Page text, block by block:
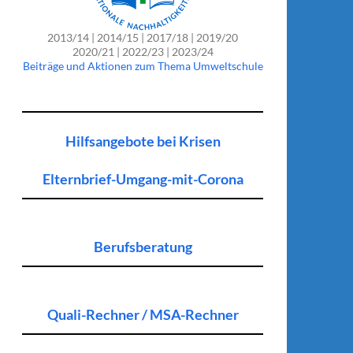
2013/14 | 2014/15 | 2017/18 | 2019/20
2020/21 | 2022/23 | 2023/24
Beiträge und Aktionen zum Thema Umweltschule
Hilfsangebote bei Krisen
Elternbrief-Umgang-mit-Corona
Berufsberatung
Quali-Rechner / MSA-Rechner